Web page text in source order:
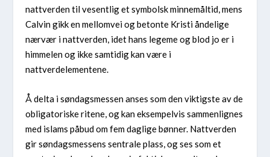
nattverden til vesentlig et symbolsk minnemåltid, mens
Calvin gikk en mellomvei og betonte Kristi åndelige
nærvær i nattverden, idet hans legeme og blod jo er i
himmelen og ikke samtidig kan være i
nattverdelementene.
Å delta i søndagsmessen anses som den viktigste av de
obligatoriske ritene, og kan eksempelvis sammenlignes
med islams påbud om fem daglige bønner. Nattverden
gir søndagsmessens sentrale plass, og ses som et